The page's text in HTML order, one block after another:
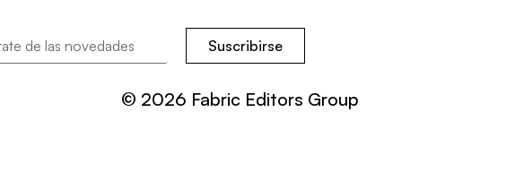
Suscribirse
© 2026 Fabric Editors Group